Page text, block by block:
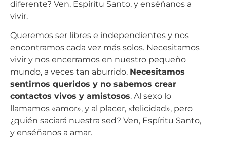
diferente? Ven, Espíritu Santo, y enséñanos a
vivir.
Queremos ser libres e independientes y nos
encontramos cada vez más solos. Necesitamos
vivir y nos encerramos en nuestro pequeño
mundo, a veces tan aburrido. Necesitamos
sentirnos queridos y no sabemos crear
contactos vivos y amistosos. Al sexo lo
llamamos «amor», y al placer, «felicidad», pero
¿quién saciará nuestra sed? Ven, Espíritu Santo,
y enséñanos a amar.